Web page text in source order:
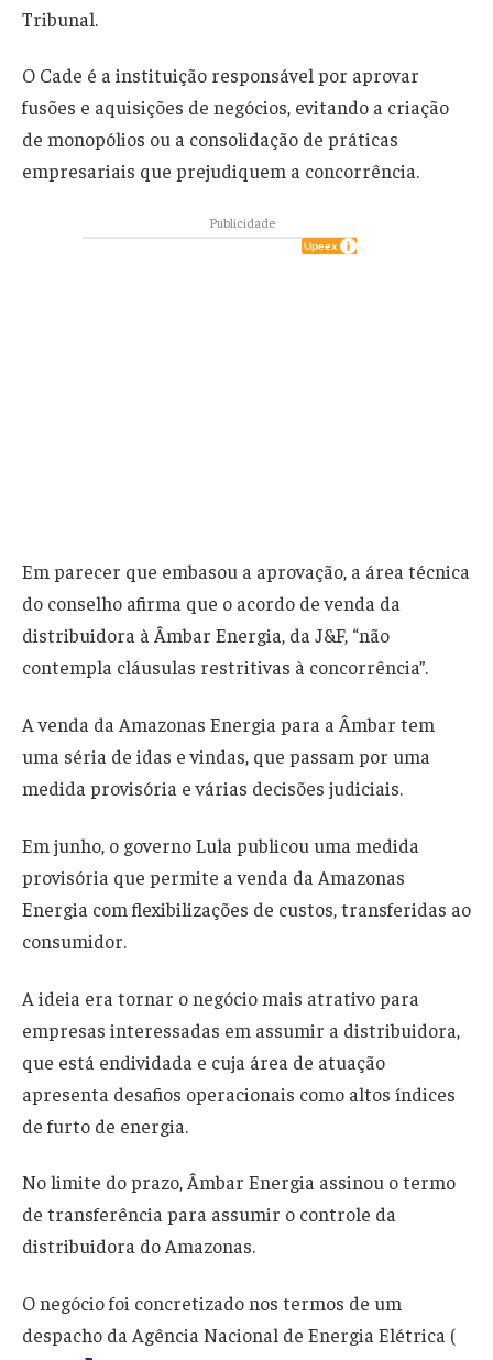
Tribunal.
O Cade é a instituição responsável por aprovar
fusões e aquisições de negócios, evitando a criação
de monopólios ou a consolidação de práticas
empresariais que prejudiquem a concorrência.
Publicidade
Em parecer que embasou a aprovação, a área técnica
do conselho afirma que o acordo de venda da
distribuidora à Âmbar Energia, da J&F, “não
contempla cláusulas restritivas à concorrência”.
A venda da Amazonas Energia para a Âmbar tem
uma séria de idas e vindas, que passam por uma
medida provisória e várias decisões judiciais.
Em junho, o governo Lula publicou uma medida
provisória que permite a venda da Amazonas
Energia com flexibilizações de custos, transferidas ao
consumidor.
A ideia era tornar o negócio mais atrativo para
empresas interessadas em assumir a distribuidora,
que está endividada e cuja área de atuação
apresenta desafios operacionais como altos índices
de furto de energia.
No limite do prazo, Âmbar Energia assinou o termo
de transferência para assumir o controle da
distribuidora do Amazonas.
O negócio foi concretizado nos termos de um
despacho da Agência Nacional de Energia Elétrica (